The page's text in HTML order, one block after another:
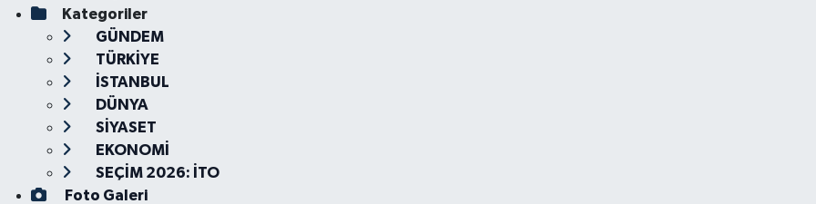
Kategoriler
GÜNDEM
TÜRKİYE
İSTANBUL
DÜNYA
SİYASET
EKONOMİ
SEÇİM 2026: İTO
Foto Galeri